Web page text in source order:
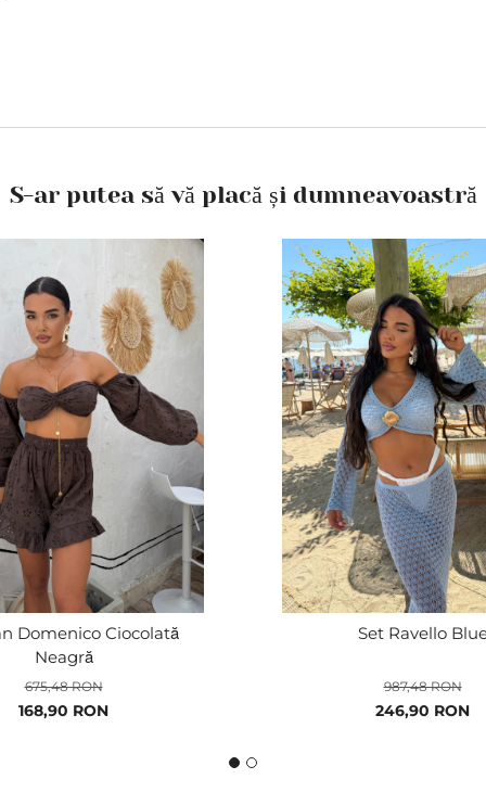
S-ar putea să vă placă și dumneavoastră
Domenico Ciocolată
Neagră
Pret
168,90 RON
675,48 RON
Set Ravello
Pret
246,90 RON
987,48 RON